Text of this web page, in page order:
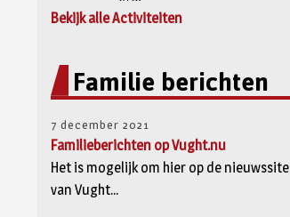
Bekijk alle Activiteiten
Familie berichten
7 december 2021
Familieberichten op Vught.nu
Het is mogelijk om hier op de nieuwssite
van Vught...